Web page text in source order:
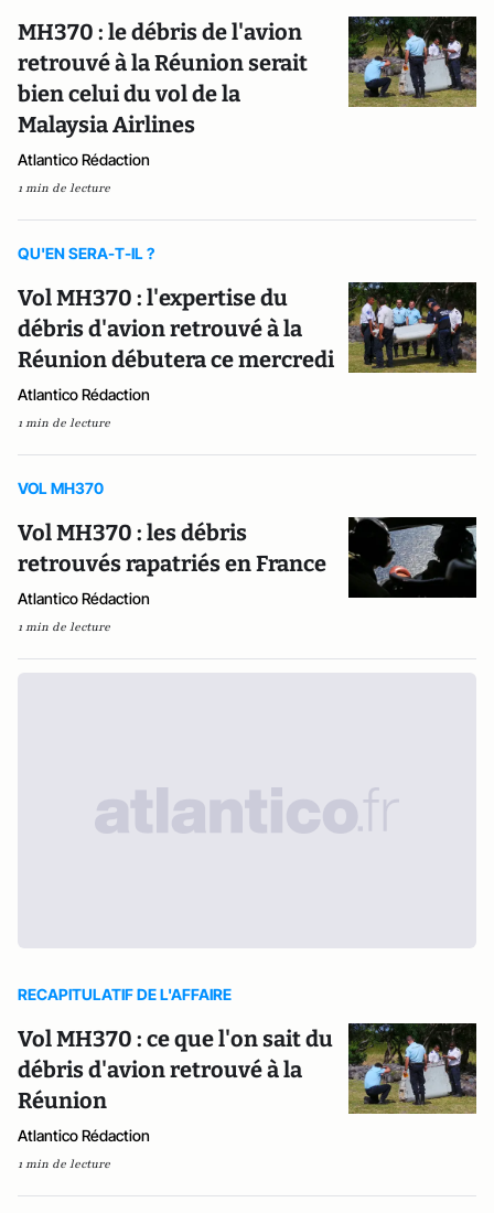
MH370 : le débris de l'avion
retrouvé à la Réunion serait
bien celui du vol de la
Malaysia Airlines
Atlantico Rédaction
1 min de lecture
QU'EN SERA-T-IL ?
Vol MH370 : l'expertise du
débris d'avion retrouvé à la
Réunion débutera ce mercredi
Atlantico Rédaction
1 min de lecture
VOL MH370
Vol MH370 : les débris
retrouvés rapatriés en France
Atlantico Rédaction
1 min de lecture
RECAPITULATIF DE L'AFFAIRE
Vol MH370 : ce que l'on sait du
débris d'avion retrouvé à la
Réunion
Atlantico Rédaction
1 min de lecture